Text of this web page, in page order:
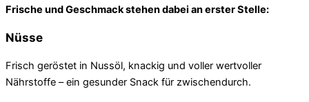
Frische und Geschmack stehen dabei an erster Stelle:
Nüsse
Frisch geröstet in Nussöl, knackig und voller wertvoller
Nährstoffe – ein gesunder Snack für zwischendurch.